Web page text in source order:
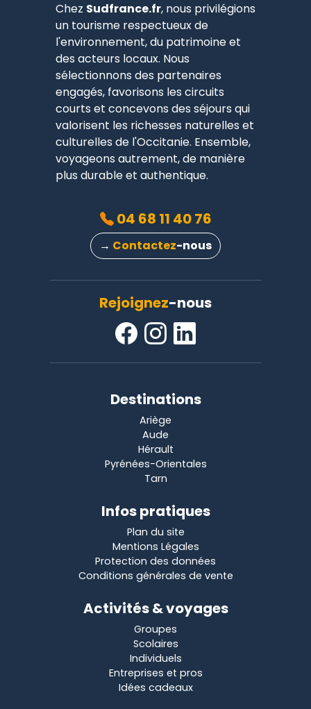
Chez Sudfrance.fr, nous privilégions
un tourisme respectueux de
l'environnement, du patrimoine et
des acteurs locaux. Nous
sélectionnons des partenaires
engagés, favorisons les circuits
courts et concevons des séjours qui
valorisent les richesses naturelles et
culturelles de l'Occitanie. Ensemble,
voyageons autrement, de manière
plus durable et authentique.
Rejoignez-nous
04 68 11 40 76
→ Contactez-nous
Destinations
Ariège
Aude
Hérault
Pyrénées-Orientales
Tarn
Infos pratiques
Plan du site
Mentions Légales
Protection des données
Conditions générales de vente
Activités & voyages
Groupes
Scolaires
Individuels
Entreprises et pros
Idées cadeaux